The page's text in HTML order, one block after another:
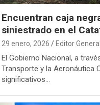
Encuentran caja
siniestrado en el
29 enero, 2026 Editor General
El Gobierno Nacional, a
Transporte y la Aeronáutica
significativos…